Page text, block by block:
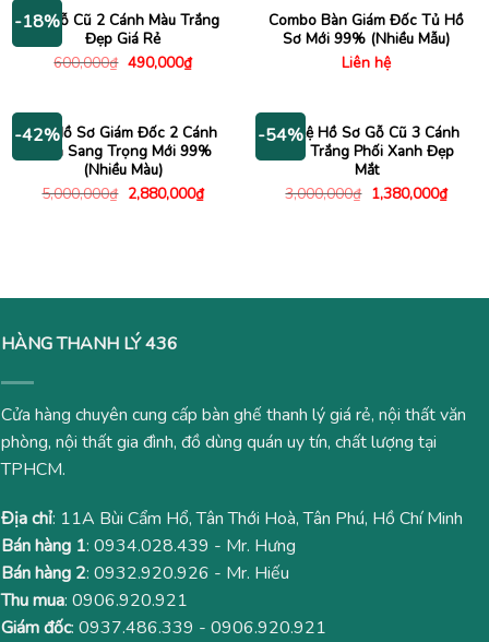
-18%
Tủ Gỗ Cũ 2 Cánh Màu Trắng
Đẹp Giá Rẻ
600,000₫ Giá
490,000₫Giá
hiện
490,000₫.
Combo Bàn Giám Đốc Tủ Hồ
Sơ Mới 99% (Nhiều Mẫu)
Liên hệ
-42%
Tủ Hồ Sơ Giám Đốc 2 Cánh
Kính Sang Trọng Mới 99%
(Nhiều Màu)
5,000,000₫ Giá
gốc
2,880,000₫Giá
hiện
-54%
Tủ Kệ Hồ Sơ Gỗ Cũ 3 Cánh
Màu Trắng Phối Xanh Đẹp
Mắt
3,000,000₫ Giá
gốc
1,380,000₫Giá
hiện
HÀNG THANH LÝ 436
Cửa hàng chuyên cung cấp bàn ghế thanh lý giá rẻ, nội thất văn
phòng, nội thất gia đình, đồ dùng quán uy tín, chất lượng tại
TPHCM.
Địa chỉ: 11A Bùi Cẩm Hổ, Tân Thới Hoà, Tân Phú, Hồ Chí Minh
Bán hàng 1: 0934.028.439 - Mr. Hưng
Bán hàng 2: 0932.920.926 - Mr. Hiếu
Thu mua: 0906.920.921
Giám đốc: 0937.486.339 - 0906.920.921